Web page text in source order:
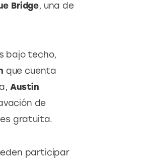
Bridge, una de
bajo techo,
que cuenta
Austin
de
gratuita.
participar